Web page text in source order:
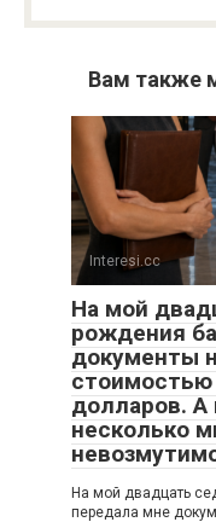
Вам также
Interesi.cc
На мой
рождения
документы
долларов. А
несколько
На мой двадцать
передала мне